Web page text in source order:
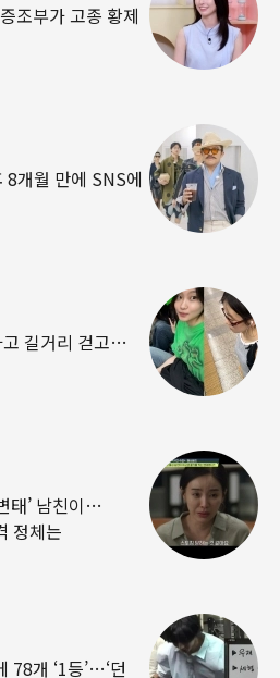
조부가 고종 황제
8개월 만에 SNS에
고 길거리 걷고…
태’ 남친이…
정체는
78개 ‘1등’…‘던